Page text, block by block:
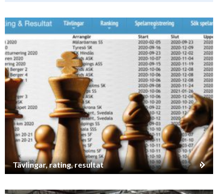
Tävlingar, rating, resultat